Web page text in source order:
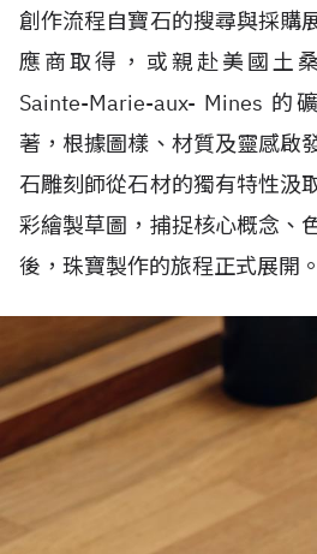
創作流程自寶石的搜尋與採購
應商取得，或親赴美國土桑
Sainte-Marie-aux- Mines 的
著，根據圖樣、材質及靈感啟
石雕刻師從石材的獨有特性汲
彩繪製草圖，捕捉核心概念、
後，珠寶製作的旅程正式展開。